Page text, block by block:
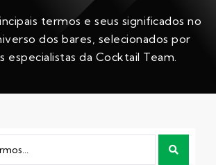
termos e seus significados no
dos bares, selecionados por
especialistas da Cocktail Team.